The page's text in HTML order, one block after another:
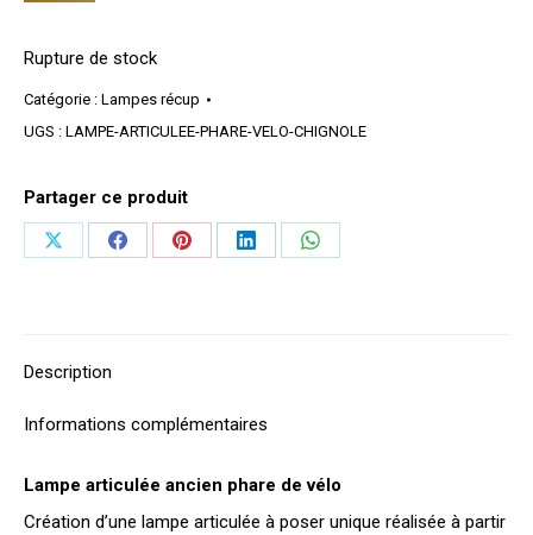
Rupture de stock
Catégorie : Lampes récup
UGS : LAMPE-ARTICULEE-PHARE-VELO-CHIGNOLE
Partager ce produit
PartagerPartagerPartagerPartagerPartager
Description
Informations complémentaires
Lampe articulée ancien phare de vélo
Création d’une lampe articulée à poser unique réalisée à partir